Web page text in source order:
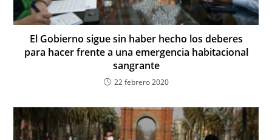
El Gobierno sigue sin haber hecho los deberes
para hacer frente a una emergencia habitacional
sangrante
22 febrero 2020